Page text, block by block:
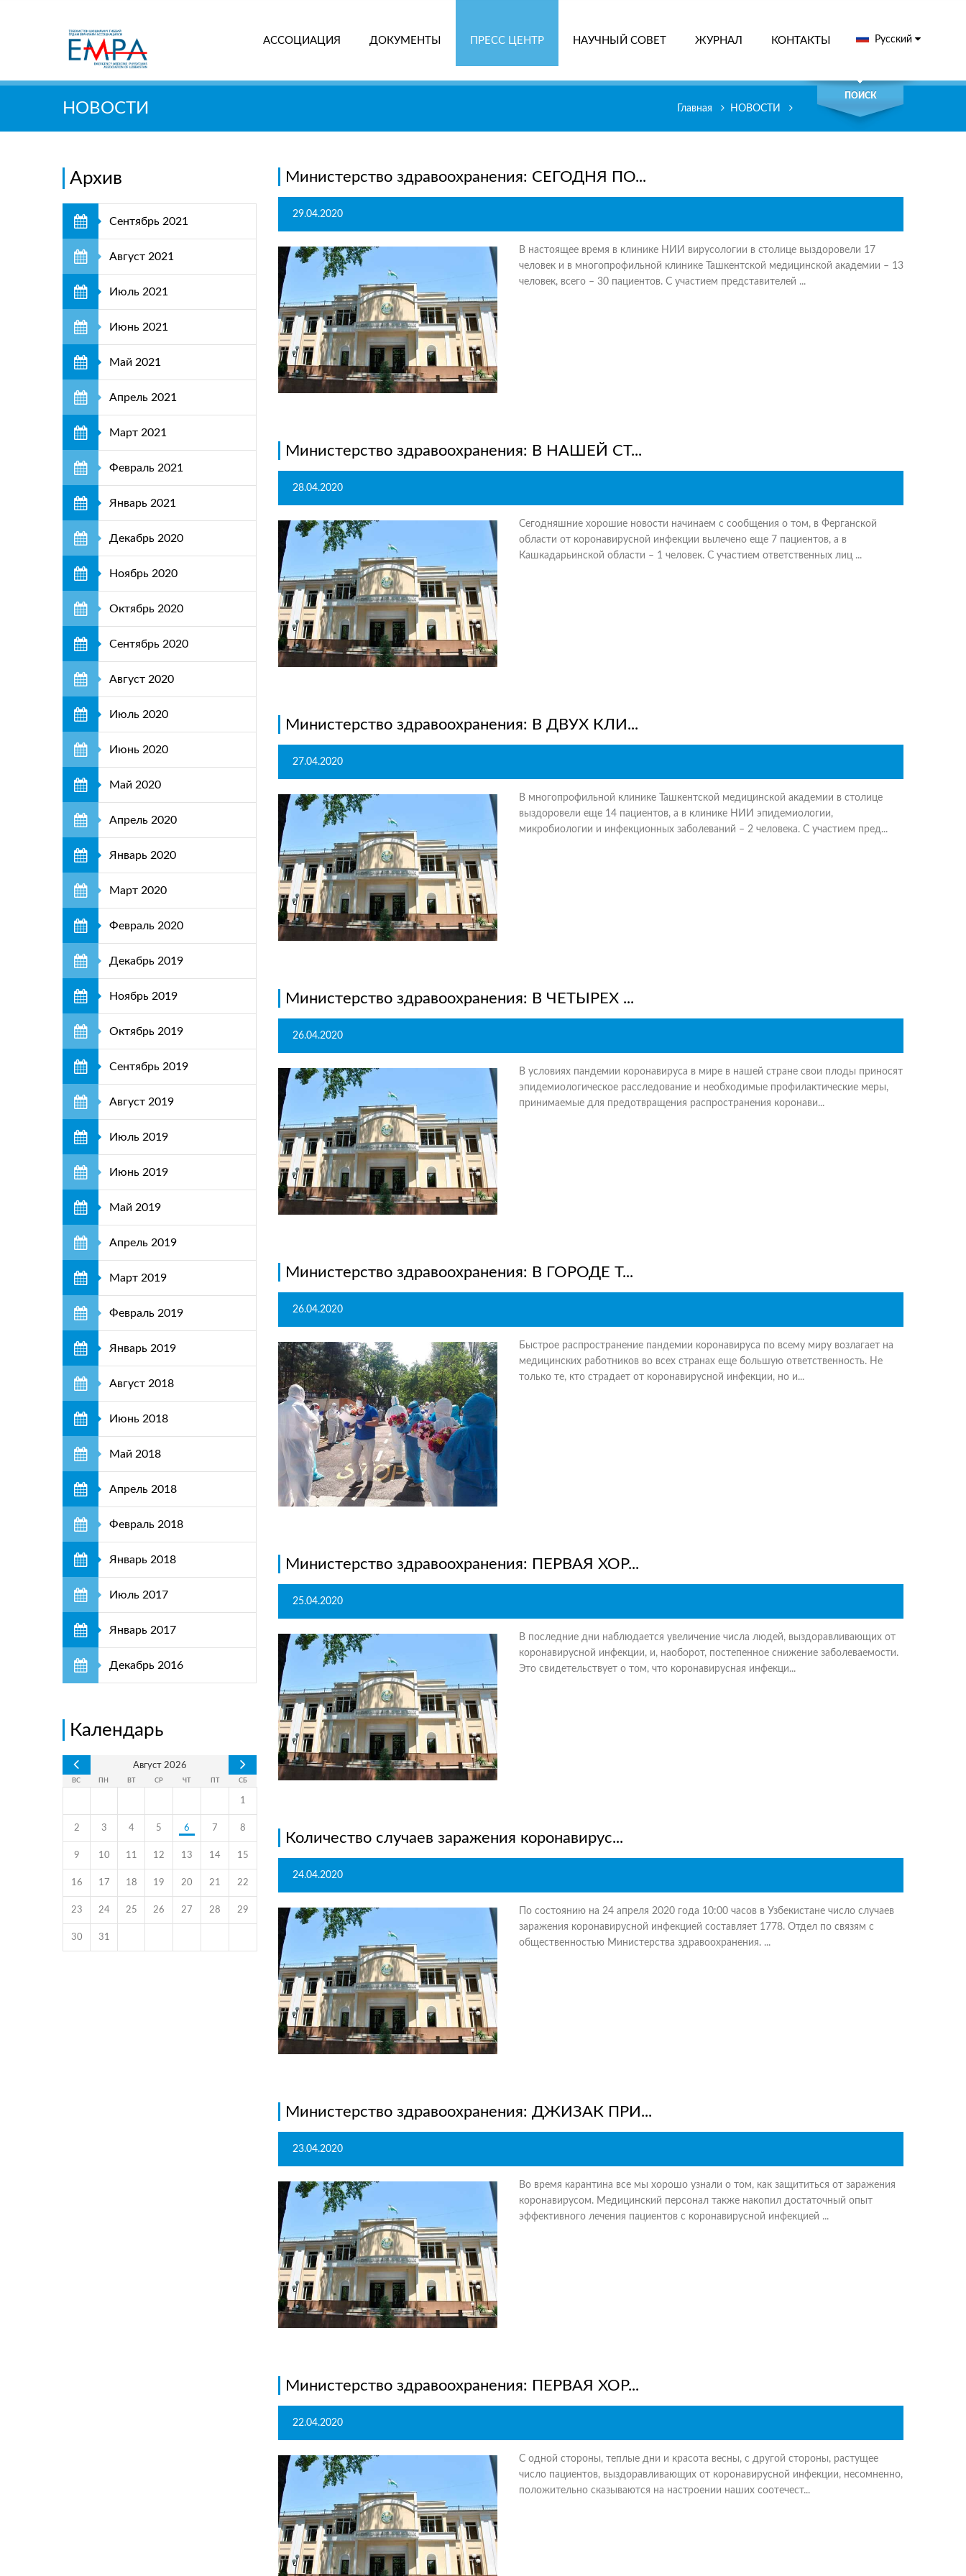
АССОЦИАЦИЯ ДОКУМЕНТЫ ПРЕСС ЦЕНТР НАУЧНЫЙ СОВЕТ ЖУРНАЛ КОНТАКТЫ Русский
Поиск
ПОИСК
НОВОСТИ Главная НОВОСТИ
Архив
Сентябрь 2021
Август 2021
Июль 2021
Июнь 2021
Май 2021
Апрель 2021
Март 2021
Февраль 2021
Январь 2021
Декабрь 2020
Ноябрь 2020
Октябрь 2020
Сентябрь 2020
Август 2020
Июль 2020
Июнь 2020
Май 2020
Апрель 2020
Январь 2020
Март 2020
Февраль 2020
Декабрь 2019
Ноябрь 2019
Октябрь 2019
Сентябрь 2019
Август 2019
Июль 2019
Июнь 2019
Май 2019
Апрель 2019
Март 2019
Февраль 2019
Январь 2019
Август 2018
Июнь 2018
Май 2018
Апрель 2018
Февраль 2018
Январь 2018
Июль 2017
Январь 2017
Декабрь 2016
Календарь
Август 2026
ВС ПН ВТ СР ЧТ СБ
1
2 3 4 5 6 7 8
9 10 11 12 13 14 15
16 17 18 19 20 21 22
23 24 25 26 27 28 29
30 31
Министерство здравоохранения: СЕГОДНЯ ПО...
29.04.2020
В настоящее время в клинике НИИ вирусологии в столице выздоровели 17
человек и в многопрофильной клинике Ташкентской медицинской академии – 13
человек, всего – 30 пациентов. С участием представителей ...
Министерство здравоохранения: В НАШЕЙ СТ...
28.04.2020
Сегодняшние хорошие новости начинаем с сообщения о том, в Ферганской
области от коронавирусной инфекции вылечено еще 7 пациентов, а в
Кашкадарьинской области – 1 человек. С участием ответственных лиц ...
Министерство здравоохранения: В ДВУХ КЛИ...
27.04.2020
В многопрофильной клинике Ташкентской медицинской академии в столице
выздоровели еще 14 пациентов, а в клинике НИИ эпидемиологии,
микробиологии и инфекционных заболеваний – 2 человека. С участием пред...
Министерство здравоохранения: В ЧЕТЫРЕХ ...
26.04.2020
В условиях пандемии коронавируса в мире в нашей стране свои плоды приносят
эпидемиологическое расследование и необходимые профилактические меры,
принимаемые для предотвращения распространения коронави...
Министерство здравоохранения: В ГОРОДЕ Т...
26.04.2020
Быстрое распространение пандемии коронавируса по всему миру возлагает на
медицинских работников во всех странах еще большую ответственность. Не
только те, кто страдает от коронавирусной инфекции, но и...
Министерство здравоохранения: ПЕРВАЯ ХОР...
25.04.2020
В последние дни наблюдается увеличение числа людей, выздоравливающих от
коронавирусной инфекции, и, наоборот, постепенное снижение заболеваемости.
Это свидетельствует о том, что коронавирусная инфекци...
Количество случаев заражения коронавирус...
24.04.2020
По состоянию на 24 апреля 2020 года 10:00 часов в Узбекистане число случаев
заражения коронавирусной инфекцией составляет 1778. Отдел по связям с
общественностью Министерства здравоохранения. ...
Министерство здравоохранения: ДЖИЗАК ПРИ...
23.04.2020
Во время карантина все мы хорошо узнали о том, как защититься от заражения
коронавирусом. Медицинский персонал также накопил достаточный опыт
эффективного лечения пациентов с коронавирусной инфекцией ...
Министерство здравоохранения: ПЕРВАЯ ХОР...
22.04.2020
С одной стороны, теплые дни и красота весны, с другой стороны, растущее
число пациентов, выздоравливающих от коронавирусной инфекции, несомненно,
положительно сказываются на настроении наших соотечест...